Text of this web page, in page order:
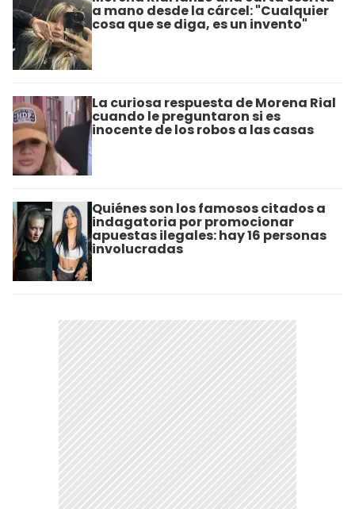
a mano desde la cárcel: "Cualquier
cosa que se diga, es un invento"
La curiosa respuesta de Morena Rial
cuando le preguntaron si es
inocente de los robos a las casas
Quiénes son los famosos citados a
indagatoria por promocionar
apuestas ilegales: hay 16 personas
involucradas